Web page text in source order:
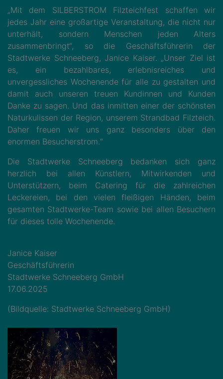
„Mit dem SILBERSTROM Filzteichfest schaffen wir
jedes Jahr eine großartige Veranstaltung, die nicht nur
unterhält, sondern Menschen jeden Alters
zusammenbringt“, so die Geschäftsführerin der
Stadtwerke Schneeberg, Janice Kaiser. „Unser Ziel ist
es, ein bezahlbares, erlebnisreiches und
unvergessliches Wochenende für alle zu gestalten und
damit auch unseren treuen Kundinnen und Kunden
Danke zu sagen. Und das inmitten einer der schönsten
Naturkulissen der Region, unserem Strandbad Filzteich.
Daher freuen wir uns ganz besonders über den
enormen Besucherstrom.“
Die Stadtwerke Schneeberg bedanken sich ganz
herzlich bei allen Künstlern, Mitwirkenden und
Unterstützern, beim Catering für die zahlreichen
Leckereien, bei den vielen fleißigen Händen, beim
gesamten Stadtwerke-Team sowie bei allen Besuchern
für dieses tolle Wochenende.
Janice Kaiser
Geschäftsführerin
Stadtwerke Schneeberg GmbH
17.06.2025
(Bildquelle: Stadtwerke Schneeberg GmbH)